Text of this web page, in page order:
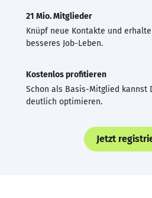
21 Mio. Mitglieder
Knüpf neue Kontakte und
besseres Job-Leben.
Kostenlos profitieren
Schon als Basis-Mitglied kannst
deutlich optimieren.
Jetzt